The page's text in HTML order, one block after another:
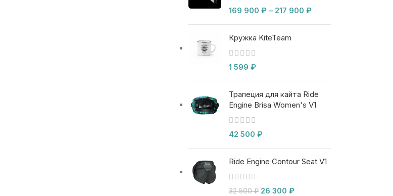
169 900 ₽ – 217 900 ₽
Кружка KiteTeam
1 599 ₽
Трапеция для кайта Ride
Engine Brisa Women's V1
42 500 ₽
Ride Engine Contour Seat V1
32 500₽ 26 300 ₽